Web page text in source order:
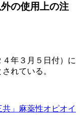
の使用上の注
年３月５日付）に
れている。
」 麻薬性オピオイ